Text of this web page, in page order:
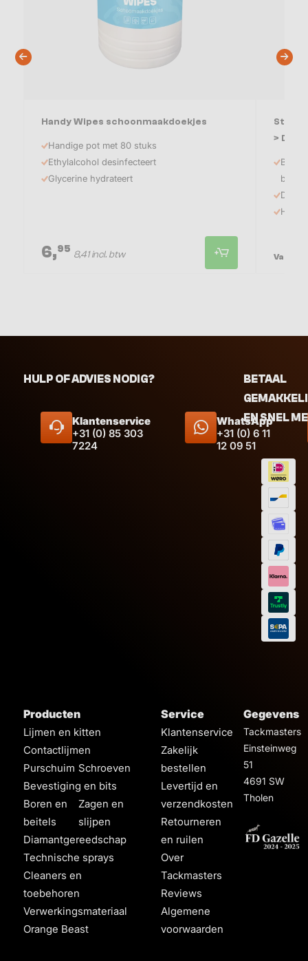
Handy Wipes schoonmaakdoekjes
Handige pot met 80 stuks
Ethylalcohol desinfecteert
Glycerine hydrateert
6,95 8,41 incl. btw
Kleur
Wit
Inhoud
>
Beste
Direct
Hoge
Vanaf
HULP OF ADVIES NODIG?
Klantenservice
+31 (0) 85 303
7224
WhatsApp
+31 (0) 6 11
12 09 51
BETAAL
EN SNEL
Producten
Lijmen en kitten
Contactlijmen
Purschuim Schroeven
Bevestiging en bits
Boren en
beitels
Zagen en
slijpen
Diamantgereedschap
Technische sprays
Cleaners en
toebehoren
Verwerkingsmateriaal
Orange Beast
Service
Klantenservice
Zakelijk
bestellen
Levertijd en
verzendkosten
Retourneren
en ruilen
Over
Tackmasters
Reviews
Algemene
voorwaarden
Gegevens
Tackmasters
Einsteinweg
51
4691 SW
Tholen